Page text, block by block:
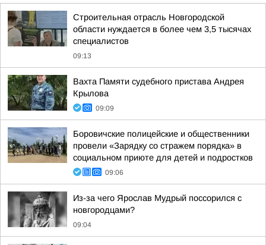
Строительная отрасль Новгородской
области нуждается в более чем 3,5 тысячах
специалистов
09:13
Вахта Памяти судебного пристава Андрея
Крылова
09:09
Боровичские полицейские и общественники
провели «Зарядку со стражем порядка» в
социальном приюте для детей и подростков
09:06
Из-за чего Ярослав Мудрый поссорился с
новгородцами?
09:04